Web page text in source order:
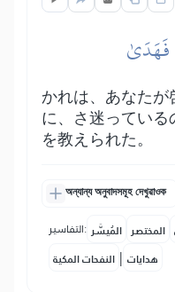
かれは、あなたが
に、さ迷っている
を教えられた。
অন্যান্য অনুবাদসমূহ দেখুৱাওক
التفاسير: المُيسَّر المختصر
النفحات المكية | هدايات